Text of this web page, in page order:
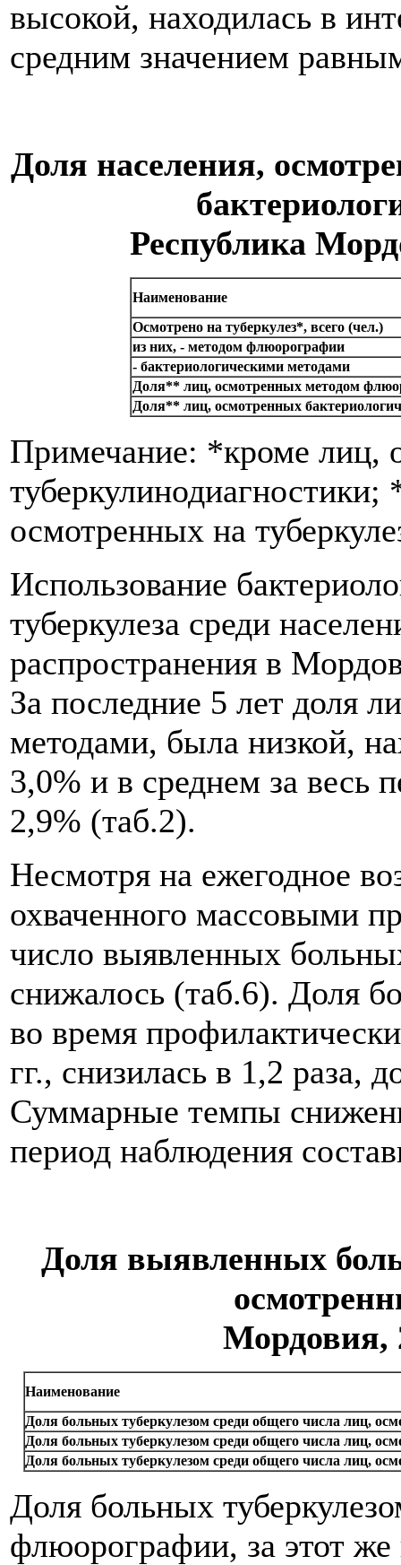
высокой, находилась в
средним значением
Доля населения,
Республика
Наименование
Осмотрено на туберкулез*, всего (чел.)
из них, - методом флюорографии
- бактериологическими методами
Доля** лиц, осмотренных методом
Доля** лиц, осмотренных
Примечание: *кроме лиц,
осмотренных на
Использование
туберкулеза среди
распространения в
За последние 5 лет доля
методами, была низкой,
3,0% и в среднем за весь
2,9% (таб.2).
Несмотря на ежегодное
охваченного массовыми
число выявленных
снижалось (таб.6). Доля
во время
гг., снизилась в 1,2 раза,
Суммарные темпы
период наблюдения
Доля выявленных
Мордовия,
Наименование
Доля больных туберкулезом среди общего числа лиц,
Доля больных туберкулезом среди общего числа лиц,
Доля больных туберкулезом среди общего числа лиц,
Доля больных
флюорографии, за этот